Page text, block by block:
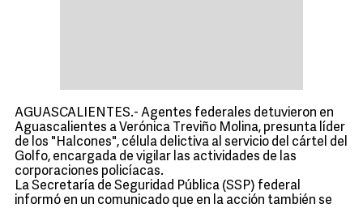
AGUASCALIENTES.- Agentes federales detuvieron en
Aguascalientes a Verónica Treviño Molina, presunta líder
de los "Halcones", célula delictiva al servicio del cártel del
Golfo, encargada de vigilar las actividades de las
corporaciones policíacas.
La Secretaría de Seguridad Pública (SSP) federal
informó en un comunicado que en la acción también se